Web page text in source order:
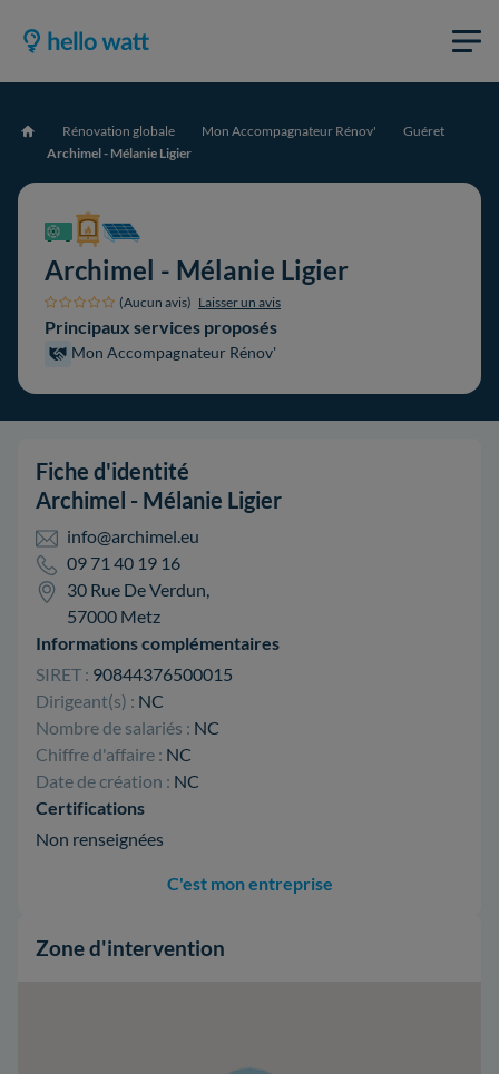
Accueil Rénovation globale Mon Accompagnateur Rénov'
Guéret
Archimel - Mélanie Ligier
Archimel - Mélanie Ligier
(Aucun avis) Laisser un avis
Principaux services proposés
Mon Accompagnateur Rénov'
Fiche d'identité
Archimel - Mélanie Ligier
info@archimel.eu
09 71 40 19 16
30 Rue De Verdun,
57000 Metz
Informations complémentaires
SIRET : 90844376500015
Dirigeant(s) : NC
Nombre de salariés : NC
Chiffre d'affaire : NC
Date de création : NC
Certifications
Non renseignées
C'est mon entreprise
Zone d'intervention